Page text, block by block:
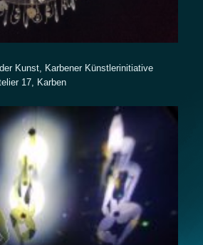
Kunst, Karbener Künstlerinitiative
17, Karben